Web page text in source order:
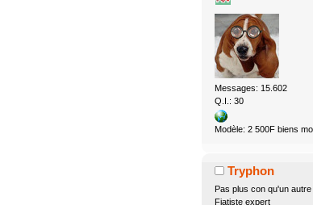
Messages: 15.602
Q.I.: 30
Modèle: 2 500F biens
Tryphon
Pas plus con qu'un autre
Fiatiste expert